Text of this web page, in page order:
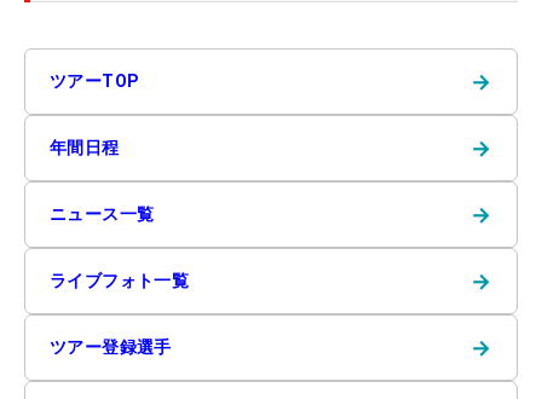
ツアーTOP →
年間日程 →
ニュース一覧 →
ライブフォト一覧 →
ツアー登録選手 →